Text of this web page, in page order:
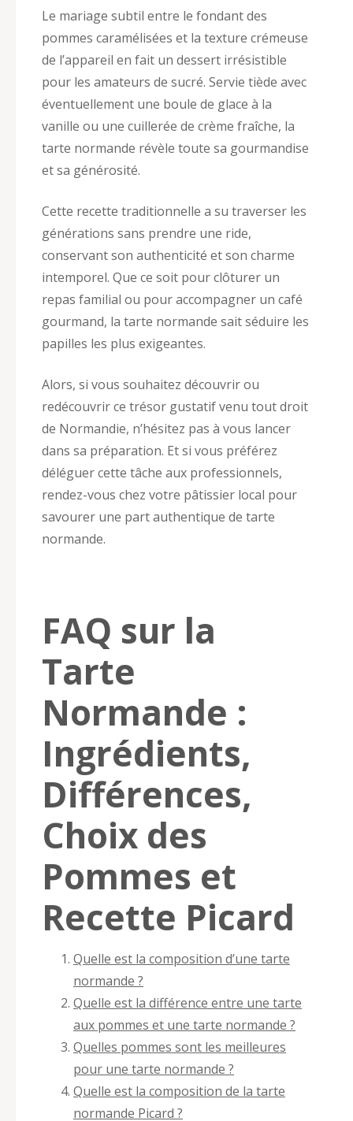
Le mariage subtil entre le fondant des
pommes caramélisées et la texture crémeuse
de l’appareil en fait un dessert irrésistible
pour les amateurs de sucré. Servie tiède avec
éventuellement une boule de glace à la
vanille ou une cuillerée de crème fraîche, la
tarte normande révèle toute sa gourmandise
et sa générosité.
Cette recette traditionnelle a su traverser les
générations sans prendre une ride,
conservant son authenticité et son charme
intemporel. Que ce soit pour clôturer un
repas familial ou pour accompagner un café
gourmand, la tarte normande sait séduire les
papilles les plus exigeantes.
Alors, si vous souhaitez découvrir ou
redécouvrir ce trésor gustatif venu tout droit
de Normandie, n’hésitez pas à vous lancer
dans sa préparation. Et si vous préférez
déléguer cette tâche aux professionnels,
rendez-vous chez votre pâtissier local pour
savourer une part authentique de tarte
normande.
FAQ sur la
Tarte
Normande :
Ingrédients,
Différences,
Choix des
Pommes et
Recette Picard
Quelle est la composition d’une tarte
normande ?
Quelle est la différence entre une tarte
aux pommes et une tarte normande ?
Quelles pommes sont les meilleures
pour une tarte normande ?
Quelle est la composition de la tarte
normande Picard ?